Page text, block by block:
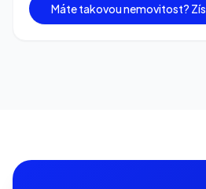
Máte takovou nemovitost?